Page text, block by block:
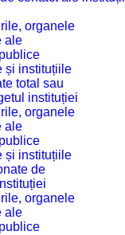
organele
ale
și instituțiile
total sau
instituției
organele
ale
și instituțiile
de
organele
ale